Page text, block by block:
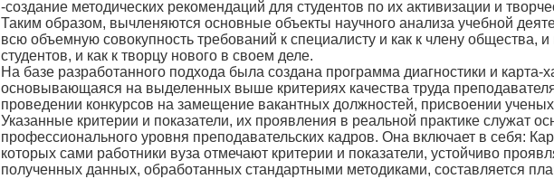
-создание методических рекомендаций для студентов по их активизации и
Таким образом, вычленяются основные объекты научного анализа учебной
всю объемную совокупность требований к специалисту и как к члену общества,
студентов, и как к творцу нового в своем деле.
На базе разработанного подхода была создана программа диагностики и карта-
основывающаяся на выделенных выше критериях качества труда
проведении конкурсов на замещение вакантных должностей, присвоении
Указанные критерии и показатели, их проявления в реальной практике служат
профессионального уровня преподавательских кадров. Она включает в себя:
которых сами работники вуза отмечают критерии и показатели, устойчиво
полученных данных, обработанных стандартными методиками, составляется